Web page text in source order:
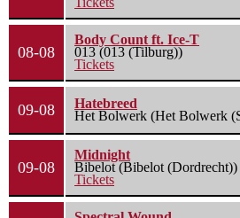
08-08
Body Count ft. Ice-T
013 (013 (Tilburg))
Tickets
09-08
Hatebreed
Het Bolwerk (Het Bolwerk
09-08
Midnight
Bibelot (Bibelot (Dordrecht))
Tickets